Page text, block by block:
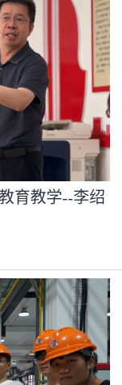
育教学--李绍